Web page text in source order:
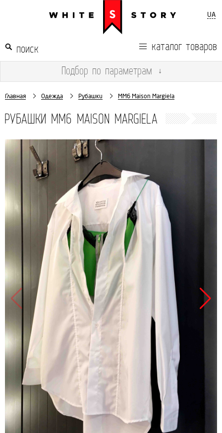
UA
каталог товаров
Подбор по параметрам ↓
Главная Одежда Рубашки MM6 Maison Margiela
РУБАШКИ MM6 MAISON MARGIELA
Продано